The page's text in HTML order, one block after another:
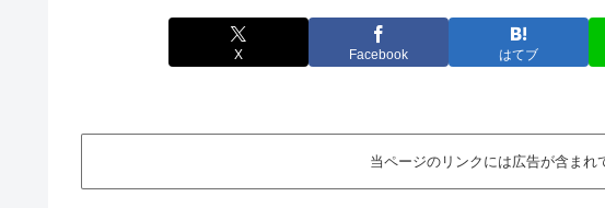
X Facebook はてブ
当ページのリンクには広告が含まれ